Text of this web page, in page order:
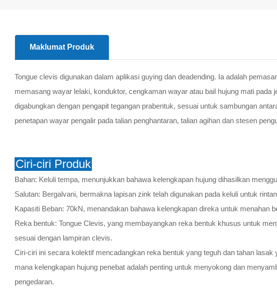
Maklumat Produk
Tongue clevis digunakan dalam aplikasi guying dan deadending. Ia adalah
memasang wayar lelaki, konduktor, cengkaman wayar atau bail hujung mati pada
digabungkan dengan pengapit tegangan prabentuk, sesuai untuk sambungan
penetapan wayar pengalir pada talian penghantaran, talian agihan dan stesen
Ciri-ciri Produk
Bahan: Keluli tempa, menunjukkan bahawa kelengkapan hujung dihasilkan
Salutan: Bergalvani, bermakna lapisan zink telah digunakan pada keluli untuk
Kapasiti Beban: 70kN, menandakan bahawa kelengkapan direka untuk menahan
Reka bentuk: Tongue Clevis, yang membayangkan reka bentuk khusus untuk
sesuai dengan lampiran clevis.
Ciri-ciri ini secara kolektif mencadangkan reka bentuk yang teguh dan tahan
mana kelengkapan hujung penebat adalah penting untuk menyokong dan
pengedaran.